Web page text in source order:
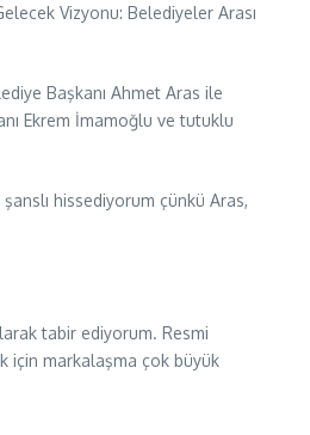
Vizyonu: Belediyeler Arası
Başkanı Ahmet Aras ile
Ekrem İmamoğlu ve tutuklu
hissediyorum çünkü Aras,
tabir ediyorum. Resmi
için markalaşma çok büyük